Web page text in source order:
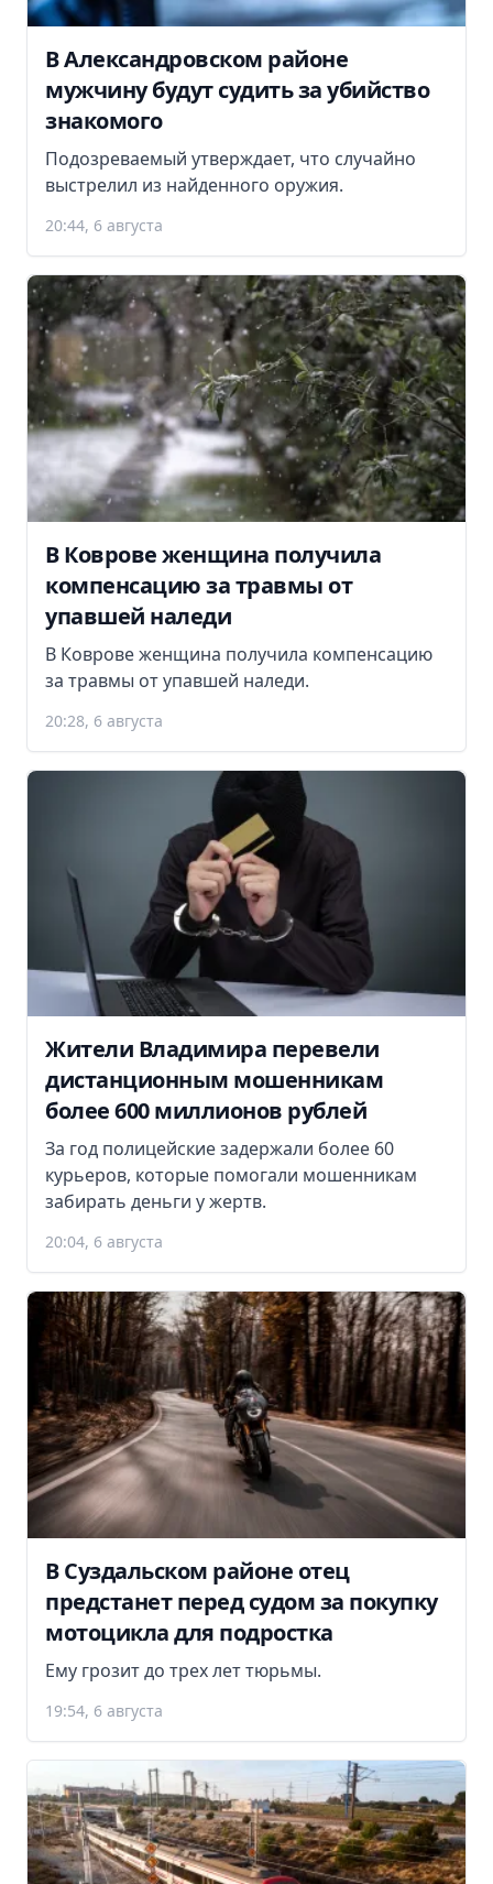
В Александровском районе
мужчину будут судить за убийство
знакомого
Подозреваемый утверждает, что случайно
выстрелил из найденного оружия.
20:44, 6 августа
В Коврове женщина получила
компенсацию за травмы от
упавшей наледи
В Коврове женщина получила компенсацию
за травмы от упавшей наледи.
20:28, 6 августа
Жители Владимира перевели
дистанционным мошенникам
более 600 миллионов рублей
За год полицейские задержали более 60
курьеров, которые помогали мошенникам
забирать деньги у жертв.
20:04, 6 августа
В Суздальском районе отец
предстанет перед судом за покупку
мотоцикла для подростка
Ему грозит до трех лет тюрьмы.
19:54, 6 августа